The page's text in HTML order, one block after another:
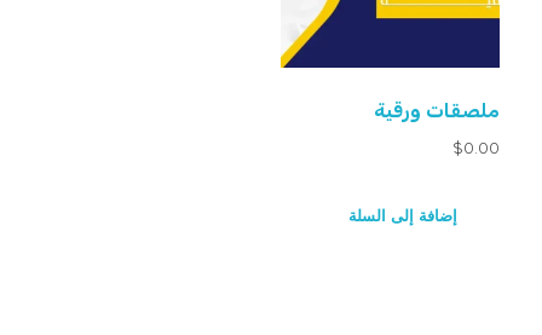
ملصقات ورقية
$0.00
إضافة إلى السلة